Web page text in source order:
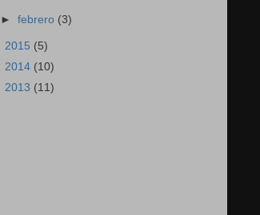
►febrero (3)
2015 (5)
2014 (10)
2013 (11)